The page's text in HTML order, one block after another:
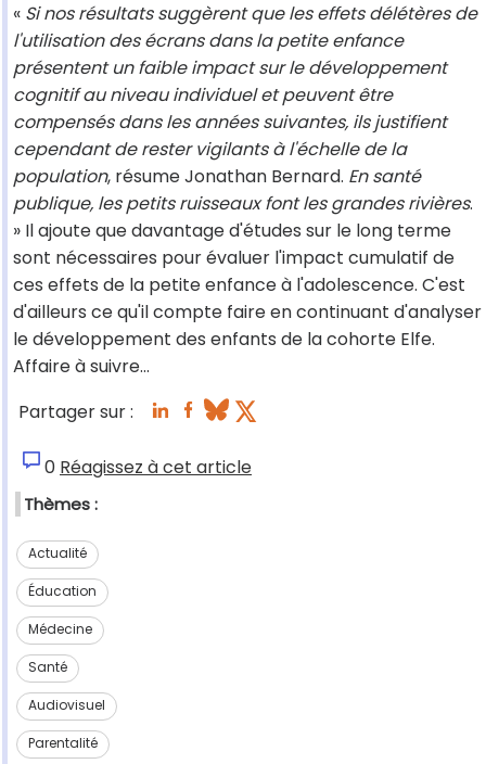
« Si nos résultats suggèrent que les effets délétères de
l'utilisation des écrans dans la petite enfance
présentent un faible impact sur le développement
cognitif au niveau individuel et peuvent être
compensés dans les années suivantes, ils justifient
cependant de rester vigilants à l'échelle de la
population, résume Jonathan Bernard. En santé
publique, les petits ruisseaux font les grandes rivières.
» Il ajoute que davantage d'études sur le long terme
sont nécessaires pour évaluer l'impact cumulatif de
ces effets de la petite enfance à l'adolescence. C'est
d'ailleurs ce qu'il compte faire en continuant d'analyser
le développement des enfants de la cohorte Elfe.
Affaire à suivre...
Partager sur :
0 Réagissez à cet article
Thèmes :
Actualité
Éducation
Médecine
Santé
Audiovisuel
Parentalité